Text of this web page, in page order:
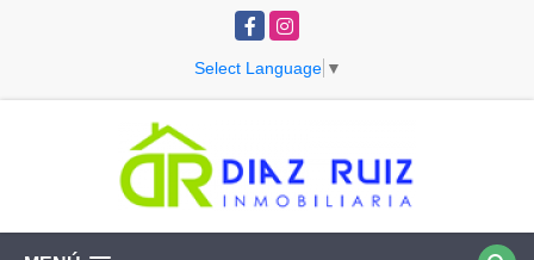
FacebookInstagram
Select Language ▼